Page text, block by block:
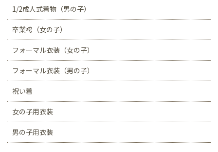
1/2成人式着物（男の子）
卒業袴（女の子）
フォーマル衣装（女の子）
フォーマル衣装（男の子）
祝い着
女の子用衣装
男の子用衣装